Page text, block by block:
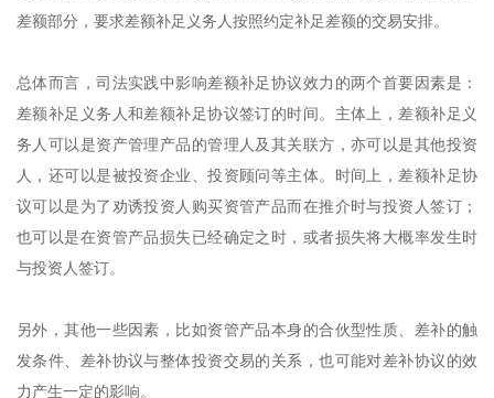
差额部分，要求差额补足义务人按照约定补足差额的交易安排。
总体而言，司法实践中影响差额补足协议效力的两个首要因素是：
差额补足义务人和差额补足协议签订的时间。主体上，差额补足义
务人可以是资产管理产品的管理人及其关联方，亦可以是其他投资
人，还可以是被投资企业、投资顾问等主体。时间上，差额补足协
议可以是为了劝诱投资人购买资管产品而在推介时与投资人签订；
也可以是在资管产品损失已经确定之时，或者损失将大概率发生时
与投资人签订。
另外，其他一些因素，比如资管产品本身的合伙型性质、差补的触
发条件、差补协议与整体投资交易的关系，也可能对差补协议的效
力产生一定的影响。